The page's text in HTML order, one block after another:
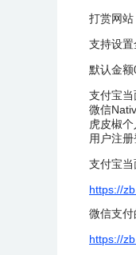
打赏网站
支持设置
默认金
支付宝当
微信
虎皮椒
用户注
支付宝
https://
微信支
https://